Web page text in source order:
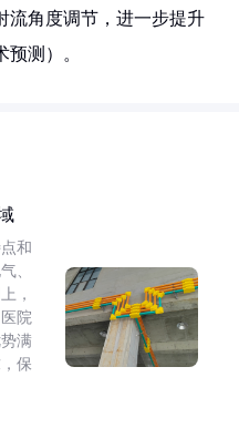
流角度调节，进一步提升
测）。
和
、
，
院
满
保